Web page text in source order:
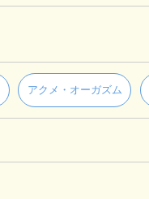
アクメ・オーガズム